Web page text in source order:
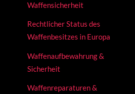
Waffensicherheit
Rechtlicher Status des
Waffenbesitzes in Europa
Waffenaufbewahrung &
Sicherheit
Waffenreparaturen &